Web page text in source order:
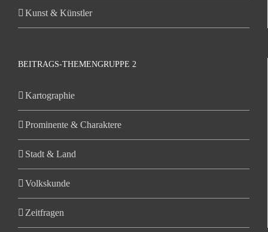
Kunst & Künstler
BEITRAGS-THEMENGRUPPE 2
Kartographie
Prominente & Charaktere
Stadt & Land
Volkskunde
Zeitfragen